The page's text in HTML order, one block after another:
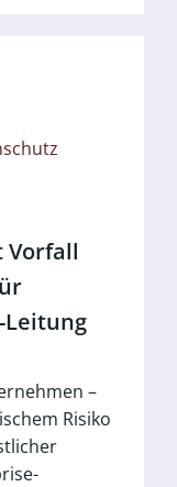
Vorfall
Leitung
–
Risiko